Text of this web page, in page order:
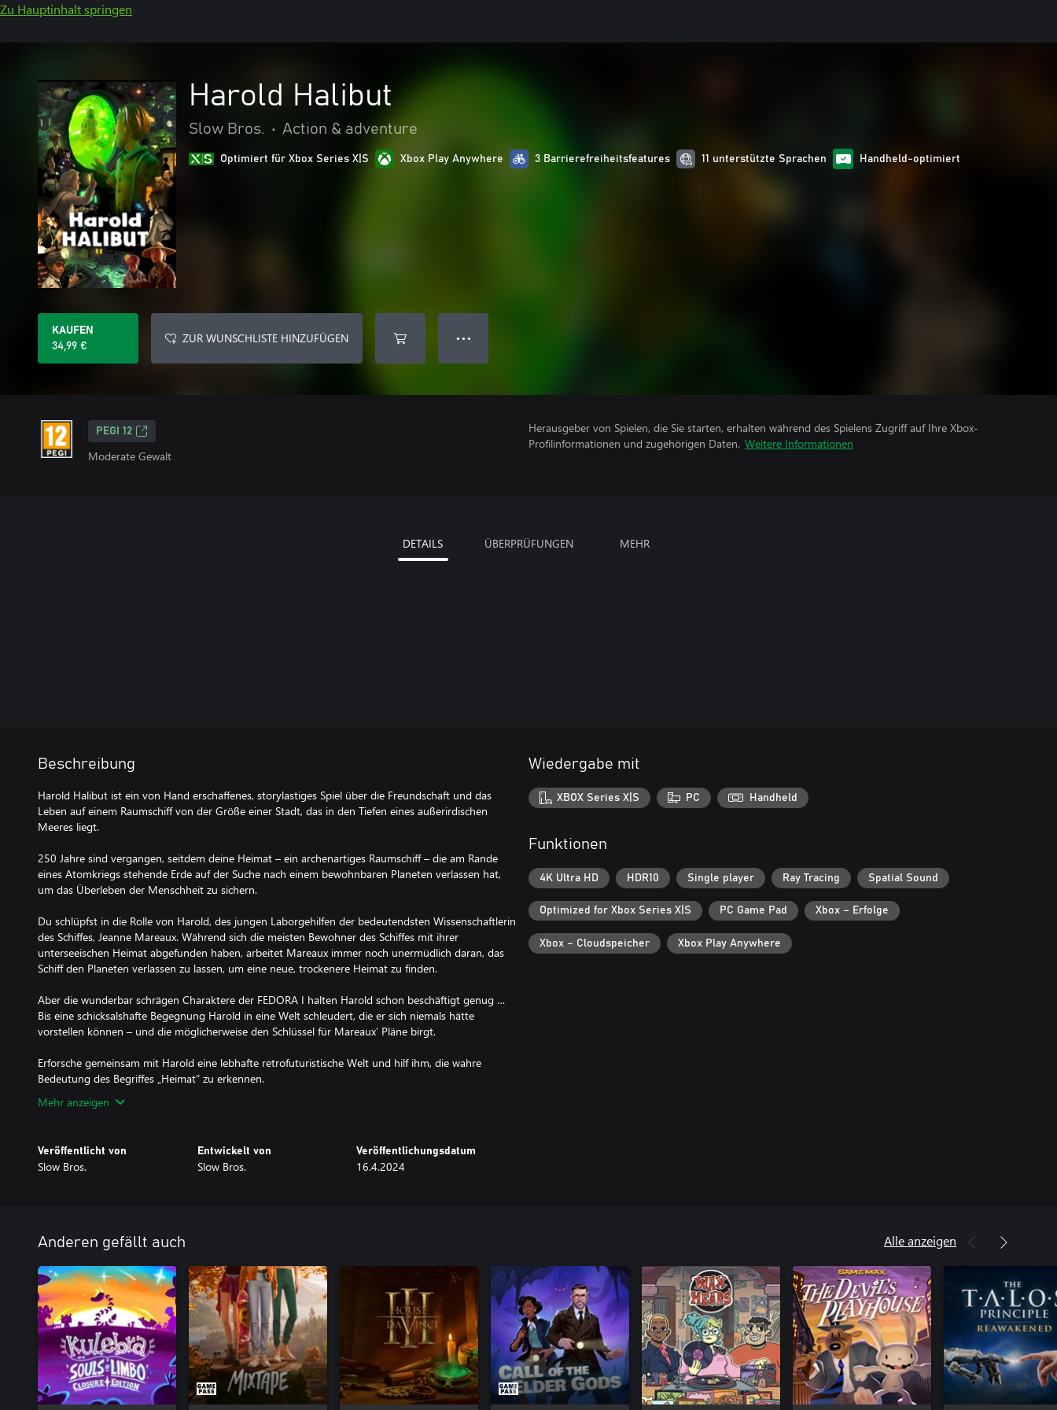
Zu Hauptinhalt springen
Harold Halibut
Slow Bros. • Action & adventure
Optimiert für Xbox Series X|S Xbox Play Anywhere 3 Barrierefreiheitsfeatures 11 unterstützte Sprachen Handheld-optimiert
KAUFEN
34,99 €
ZUR WUNSCHLISTE HINZUFÜGEN ● ● ●
PEGI 12
Moderate Gewalt
Herausgeber von Spielen, die Sie starten, erhalten während des Spielens Zugriff auf Ihre Xbox-
Profilinformationen und zugehörigen Daten. Weitere Informationen
DETAILS ÜBERPRÜFUNGEN MEHR
Beschreibung
Harold Halibut ist ein von Hand erschaffenes, storylastiges Spiel über die Freundschaft und das
Leben auf einem Raumschiff von der Größe einer Stadt, das in den Tiefen eines außerirdischen
Meeres liegt.
250 Jahre sind vergangen, seitdem deine Heimat – ein archenartiges Raumschiff – die am Rande
eines Atomkriegs stehende Erde auf der Suche nach einem bewohnbaren Planeten verlassen hat,
um das Überleben der Menschheit zu sichern.
Du schlüpfst in die Rolle von Harold, des jungen Laborgehilfen der bedeutendsten Wissenschaftlerin
des Schiffes, Jeanne Mareaux. Während sich die meisten Bewohner des Schiffes mit ihrer
unterseeischen Heimat abgefunden haben, arbeitet Mareaux immer noch unermüdlich daran, das
Schiff den Planeten verlassen zu lassen, um eine neue, trockenere Heimat zu finden.
Aber die wunderbar schrägen Charaktere der FEDORA I halten Harold schon beschäftigt genug …
Bis eine schicksalshafte Begegnung Harold in eine Welt schleudert, die er sich niemals hätte
vorstellen können – und die möglicherweise den Schlüssel für Mareaux’ Pläne birgt.
Erforsche gemeinsam mit Harold eine lebhafte retrofuturistische Welt und hilf ihm, die wahre
Bedeutung des Begriffes „Heimat“ zu erkennen.
Mehr anzeigen
Veröffentlicht von
Slow Bros.
Entwickelt von
Slow Bros.
Veröffentlichungsdatum
16.4.2024
Wiedergabe mit
XBOX Series X|S PC Handheld
Funktionen
4K Ultra HD HDR10 Single player Ray Tracing Spatial Sound
Optimized for Xbox Series X|S PC Game Pad Xbox – Erfolge
Xbox – Cloudspeicher Xbox Play Anywhere
Anderen gefällt auch Alle anzeigen